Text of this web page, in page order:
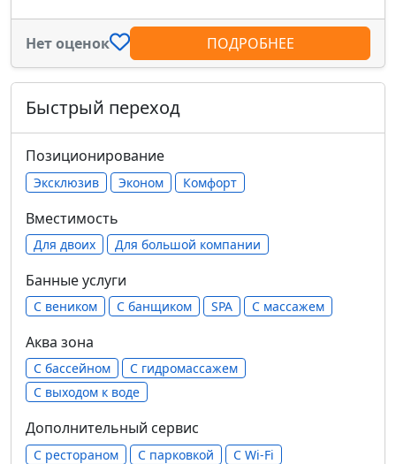
Нет оценок ПОДРОБНЕЕ
Быстрый переход
Позиционирование
Эксклюзив Эконом Комфорт
Вместимость
Для двоих Для большой компании
Банные услуги
С веником С банщиком SPA С массажем
Аква зона
С бассейном
С гидромассажем
С выходом к воде
Дополнительный сервис
С рестораном С парковкой
С Wi-Fi